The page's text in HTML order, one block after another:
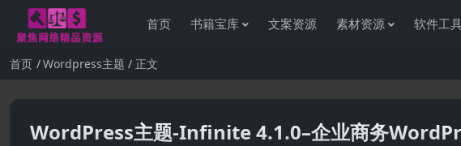
首页 书籍宝库 文案资源 素材资源 软件工
首页 Wordpress主题 正文
WordPress主题-Infinite 4.1.0–企业商务